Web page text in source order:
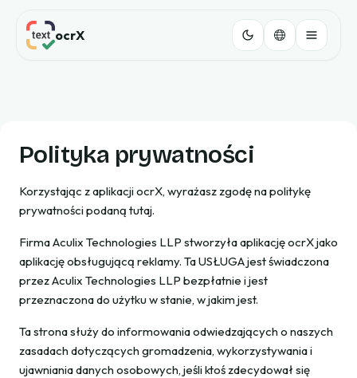
ocrX
Polityka prywatności
Korzystając z aplikacji ocrX, wyrażasz zgodę na politykę
prywatności podaną tutaj.
Firma Aculix Technologies LLP stworzyła aplikację ocrX jako
aplikację obsługującą reklamy. Ta USŁUGA jest świadczona
przez Aculix Technologies LLP bezpłatnie i jest
przeznaczona do użytku w stanie, w jakim jest.
Ta strona służy do informowania odwiedzających o naszych
zasadach dotyczących gromadzenia, wykorzystywania i
ujawniania danych osobowych, jeśli ktoś zdecydował się